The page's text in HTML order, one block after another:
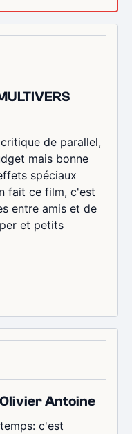
de parallel,
mais bonne
spéciaux
fait ce film, c'est
entre amis et de
et petits
Antoine
c'est